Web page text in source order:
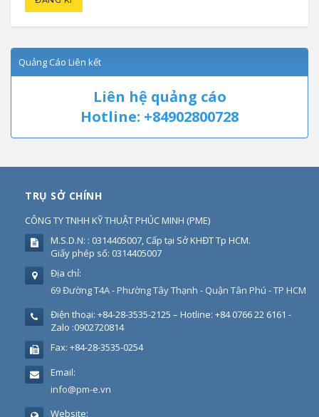
Quảng Cáo Liên kết
Liên hệ quảng cáo
Hotline: +84902800728
TRỤ SỞ CHÍNH
CÔNG TY TNHH KỸ THUẬT PHÚC MINH (PME)
M.S.D.N: : 0314405007, Cấp tại Sở KHĐT Tp HCM.
Giấy phép số: 0314405007
Địa chỉ:
69 Đường T4A - Phường Tây Thạnh - Quận Tân Phú - TP HCM
Điện thoại: +84-28-3535-2125 – Hotline: +84 0766 22 6161 -
Zalo :0902720814
Fax: +84-28-3535-0254
Email:
info@pm-e.vn
Website: